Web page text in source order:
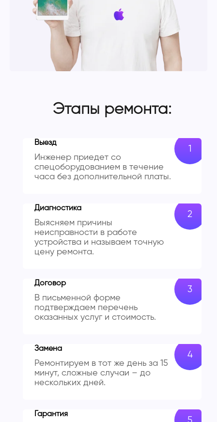
Этапы ремонта:
Выезд
Инженер приедет со
спецоборудованием в течение
часа без дополнительной платы.
Диагностика
Выясняем причины
неисправности в работе
устройства и называем точную
цену ремонта.
Договор
В письменной форме
подтверждаем перечень
оказанных услуг и стоимость.
Замена
Ремонтируем в тот же день за 15
минут, сложные случаи – до
нескольких дней.
Гарантия